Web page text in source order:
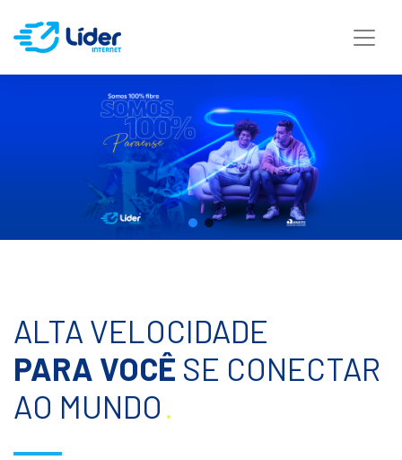
ALTA VELOCIDADE
PARA VOCÊ SE CONECTAR
AO MUNDO.